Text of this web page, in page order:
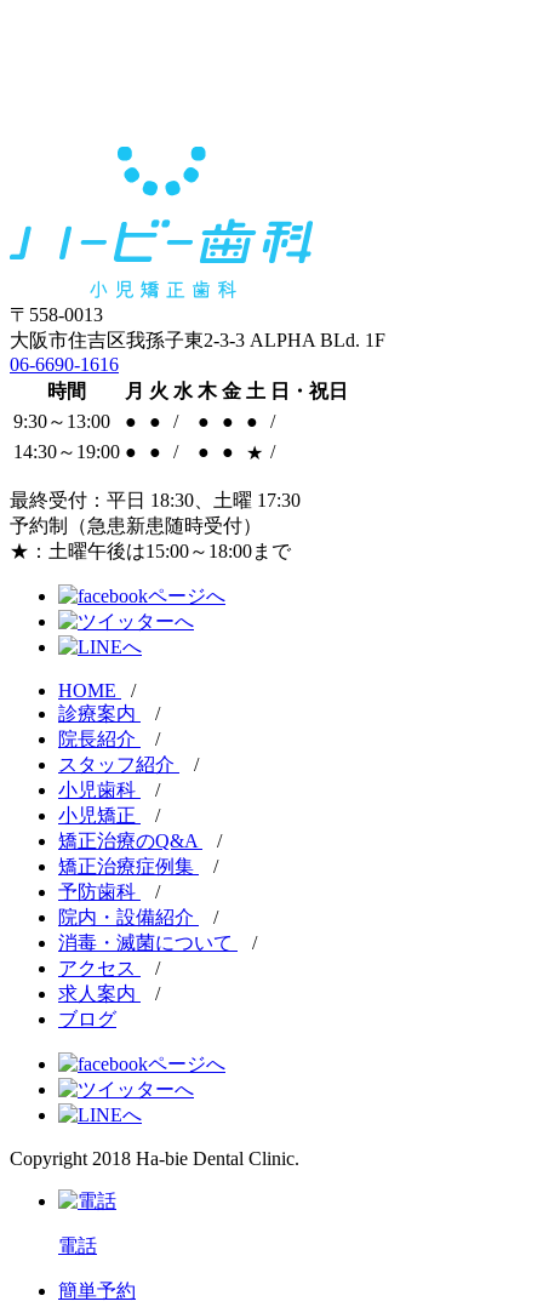
〒558-0013
大阪市住吉区我孫子東2-3-3 ALPHA BLd. 1F
06-6690-1616
時間
月 火 水 木 金 土 日・祝日
9:30～13:00
● ● / ● ● ●
/
14:30～19:00 ● ● / ● ● ★ /
最終受付：平日 18:30、土曜 17:30
予約制（急患新患随時受付）
★：土曜午後は15:00～18:00まで
HOME
/
診療案内
/
院長紹介
/
スタッフ紹介
/
小児歯科
/
小児矯正
/
矯正治療のQ&A
/
矯正治療症例集
/
予防歯科
/
院内・設備紹介
/
消毒・滅菌について
/
アクセス
/
求人案内
/
ブログ
Copyright 2018 Ha-bie Dental Clinic.
電話
簡単予約